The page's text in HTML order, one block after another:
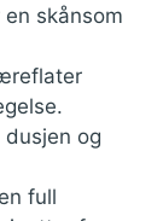
skånsom
og
full